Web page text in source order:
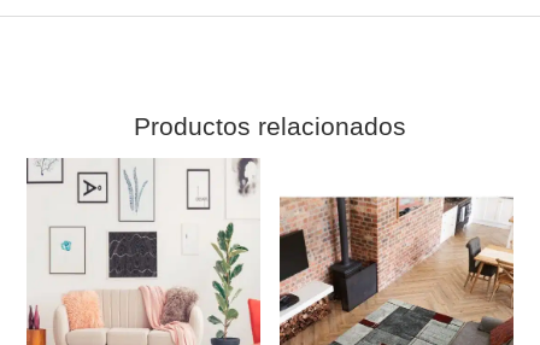
Productos relacionados